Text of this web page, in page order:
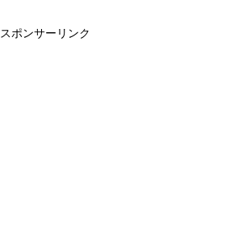
スポンサーリンク